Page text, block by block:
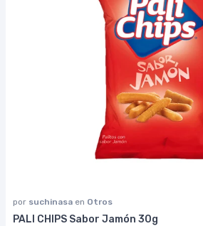
por suchinasa en Otros
PALI CHIPS Sabor Jamón 30g